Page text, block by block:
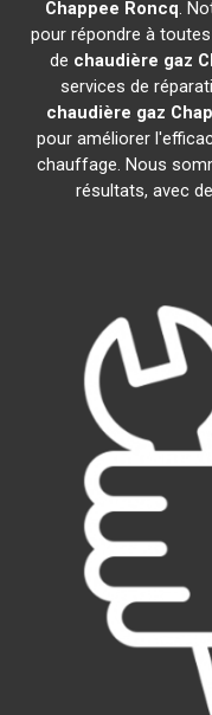
Chappee Roncq.
pour répondre à
de chaudière gaz
services de
chaudière gaz
pour améliorer
chauffage. Nous
résultats, avec